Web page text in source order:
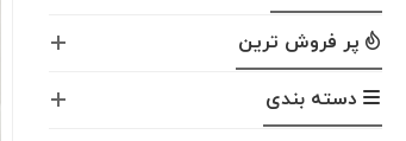
پر فروش ترین
دسته بندی